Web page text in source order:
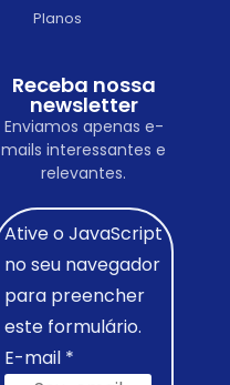
Planos
Receba nossa
newsletter
Enviamos apenas e-
mails interessantes e
relevantes.
Ative o JavaScript
no seu navegador
para preencher
este formulário.
E-mail *